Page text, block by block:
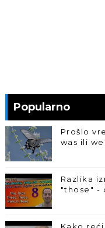
Popularno
Prošlo
was ili
Razlika
"those" -